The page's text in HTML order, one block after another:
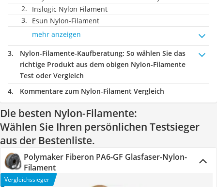
Inslogic Nylon Filament
Esun Nylon-Filament
mehr anzeigen
Nylon-Filamente-Kaufberatung: So wählen Sie das
richtige Produkt aus dem obigen Nylon-Filamente
Test oder Vergleich
Kommentare zum Nylon-Filament Vergleich
Die besten Nylon-Filamente:
Wählen Sie Ihren persönlichen Testsieger
aus der Bestenliste.
Polymaker Fiberon PA6-GF Glasfaser-Nylon-
Filament
Vergleichssieger